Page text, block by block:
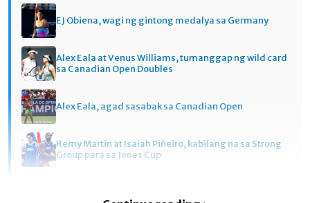
EJ Obiena, wagi ng gintong medalya sa Germany
Alex Eala at Venus Williams, tumanggap ng wild card
sa Canadian Open Doubles
Alex Eala, agad sasabak sa Canadian Open
Remy Martin at Isaiah Piñeiro, kabilang na sa Strong
Group para sa Jones Cup